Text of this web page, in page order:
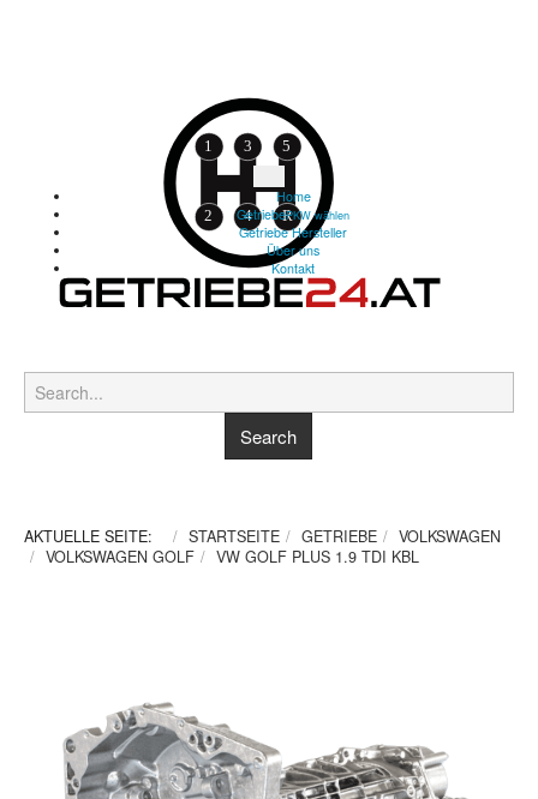
Home
GetriebePKW wählen
Getriebe Hersteller
Über uns
Kontakt
AKTUELLE SEITE: STARTSEITE GETRIEBE
VOLKSWAGEN
VOLKSWAGEN GOLF
VW GOLF PLUS 1.9 TDI KBL